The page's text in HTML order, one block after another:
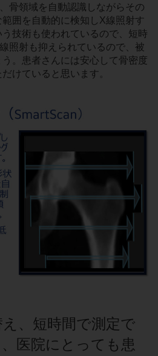
骨領域を自動認識しながらその
囲を自動的に検知しX線照射す
技術も使われているので、短時
照射も抑えられているので、被
。患者さんには安心して骨密度
けていると思います。
、短時間で測定で
医院にとっても患